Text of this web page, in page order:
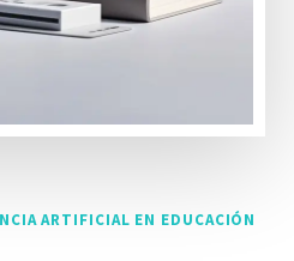
ARTIFICIAL EN EDUCACIÓN